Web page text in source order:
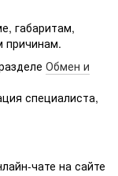
габаритам,
причинам.
Обмен и
специалиста,
чате на сайте